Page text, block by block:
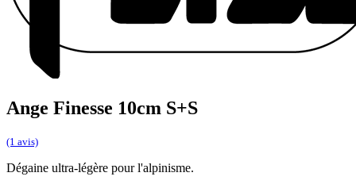
Ange Finesse 10cm S+S
(1 avis)
Dégaine ultra-légère pour l'alpinisme.